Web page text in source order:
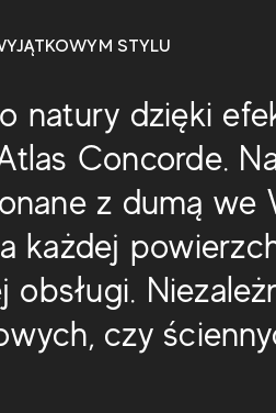
STYLU
natury dzięki
Concorde.
z dumą we
każdej
obsługi.
czy